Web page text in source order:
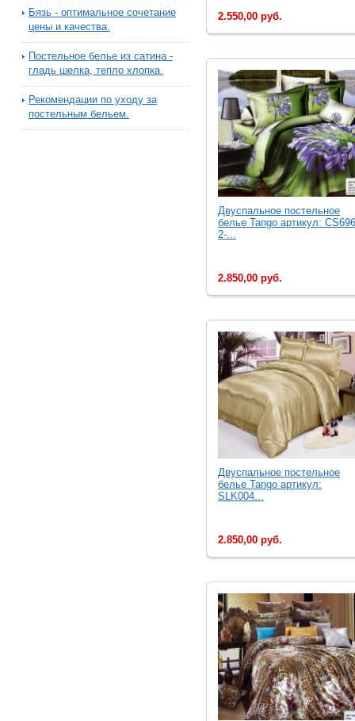
Бязь - оптимальное сочетание
цены и качества.
Постельное белье из сатина -
гладь шелка, тепло хлопка.
Рекомендации по уходу за
постельным бельем.
2.550,00 руб.
Двуcпальное постельное
белье Tango артикул:
2-...
2.850,00 руб.
Двуcпальное постельное
белье Tango артикул:
SLK004...
2.850,00 руб.